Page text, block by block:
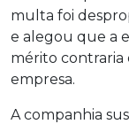
multa foi
e alegou que a
mérito contraria
empresa.
A companhia